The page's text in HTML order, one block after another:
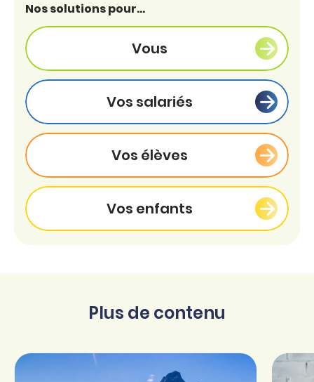
Nos solutions pour...
Vous
Vos salariés
Vos élèves
Vos enfants
Plus de contenu